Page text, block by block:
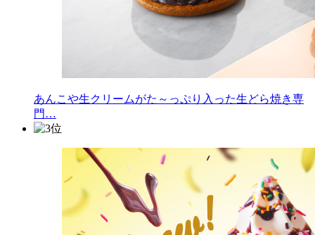
あんこや生クリームがた～っぷり入った生どら焼き専
門…